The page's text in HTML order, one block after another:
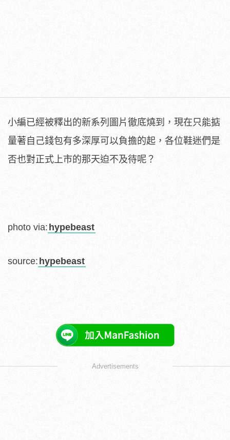
小編已經被釋出的新系列圖片徹底燒到，現在只能掂
量著自己錢包有多深厚可以負擔的起，各位鞋迷們是
否也對正式上市的那天迫不及待呢？
photo via: hypebeast
source: hypebeast
Advertisements